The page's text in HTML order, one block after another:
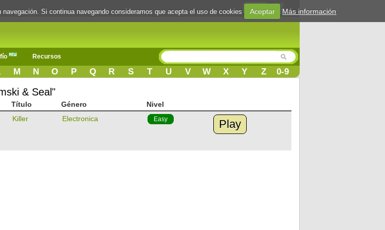
Login
Recursos
M N O P Q R S T U V W X Y Z 0-9
& Seal"
Título Género
Nivel
Killer Electronica Easy Play
Si continua navegando consideramos que acepta el uso de cookies Aceptar Más información